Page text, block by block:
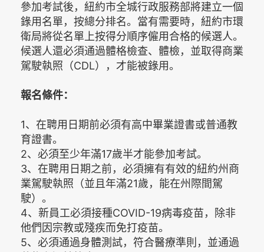
參加考試後，紐約市全城行政服務部將建立一個
錄用名單，按總分排名。當有需要時，紐約市環
衛局將從名單上按得分順序僱用合格的候選人。
候選人還必須通過體格檢查、體檢，並取得商業
駕駛執照（CDL），才能被錄用。
報名條件：
1、在聘用日期前必須有高中畢業證書或普通教
育證書。
2、必須至少年滿17歲半才能參加考試。
3、在聘用日期之前，必須擁有有效的紐約州商
業駕駛執照（並且年滿21歲，能在州際間駕
駛）。
4、新員工必須接種COVID-19病毒疫苗，除非
他們因宗教或殘疾而免打疫苗。
5、必須通過身體測試，符合醫療準則，並通過